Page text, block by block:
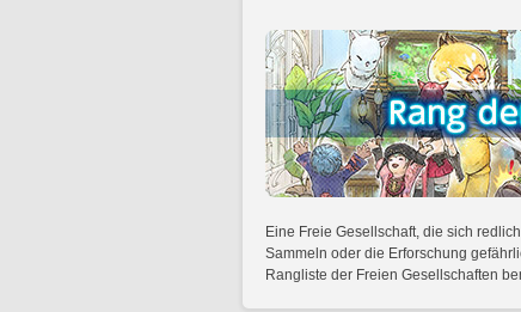
Eine Freie Gesellschaft, die sich
Sammeln oder die Erforschung
Rangliste der Freien Gesellschaften